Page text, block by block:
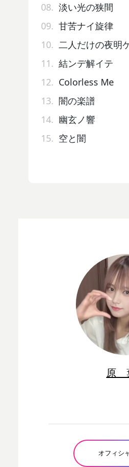
08. 淡い光の狭間
09. 甘苦ナイ旋律
10. 二人だけの夜明
11. 結ンデ解イテ
12. Colorless Me
13. 闇の楽譜
14. 幽玄ノ響
15. 空と闇
原
オフィシ